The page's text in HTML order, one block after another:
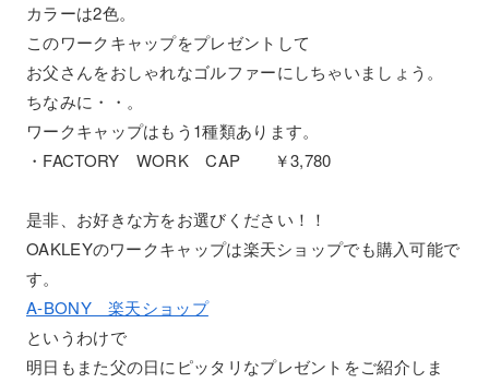
カラーは2色。
このワークキャップをプレゼントして
お父さんをおしゃれなゴルファーにしちゃいましょう。
ちなみに・・。
ワークキャップはもう1種類あります。
・FACTORY WORK CAP ￥3,780
是非、お好きな方をお選びください！！
OAKLEYのワークキャップは楽天ショップでも購入可能で
す。
A-BONY 楽天ショップ
というわけで
明日もまた父の日にピッタリなプレゼントをご紹介しま